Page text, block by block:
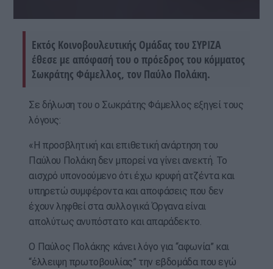
Εκτός Κοινοβουλευτικής Ομάδας του ΣΥΡΙΖΑ
έθεσε με απόφασή του ο πρόεδρος του κόμματος
Σωκράτης Φάμελλος, τον Παύλο Πολάκη.
Σε δήλωση του ο Σωκράτης Φάμελλος εξηγεί τους
λόγους:
«Η προσβλητική και επιθετική ανάρτηση του
Παύλου Πολάκη δεν μπορεί να γίνει ανεκτή. Το
αισχρό υπονοούμενο ότι έχω κρυφή ατζέντα και
υπηρετώ συμφέροντα και αποφάσεις που δεν
έχουν ληφθεί στα συλλογικά Όργανα είναι
απολύτως ανυπόστατο και απαράδεκτο.
Ο Παύλος Πολάκης κάνει λόγο για “αφωνία” και
“έλλειψη πρωτοβουλίας” την εβδομάδα που εγώ